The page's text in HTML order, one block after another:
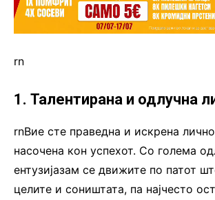
rn
1. Талентирана и одлучна
rnВие сте праведна и искрена
насочена кон успехот. Со голема
ентузијазам се движите по патот
целите и соништата, па најчесто